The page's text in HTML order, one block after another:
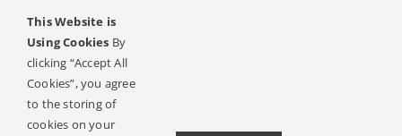
Citiți povești captivante
despre utilizatorii de
implanturi cohleare!
This Website is
Using Cookies By
clicking “Accept All
Cookies”, you agree
to the storing of
cookies on your